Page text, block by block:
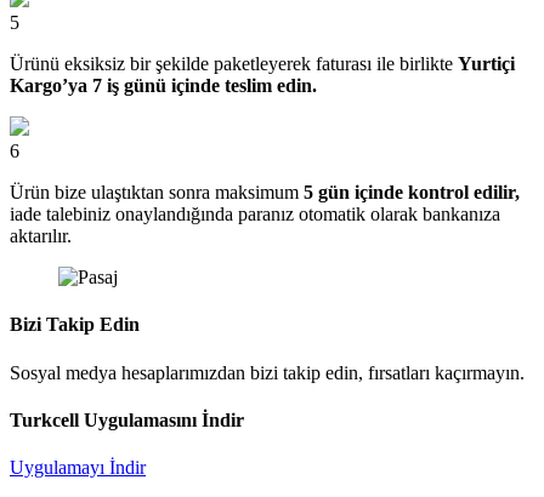
5
Ürünü eksiksiz bir şekilde paketleyerek faturası ile birlikte Yurtiçi
Kargo’ya 7 iş günü içinde teslim edin.
6
Ürün bize ulaştıktan sonra maksimum 5 gün içinde kontrol edilir,
iade talebiniz onaylandığında paranız otomatik olarak bankanıza
aktarılır.
Bizi Takip Edin
Sosyal medya hesaplarımızdan bizi takip edin, fırsatları kaçırmayın.
Turkcell Uygulamasını İndir
Uygulamayı İndir